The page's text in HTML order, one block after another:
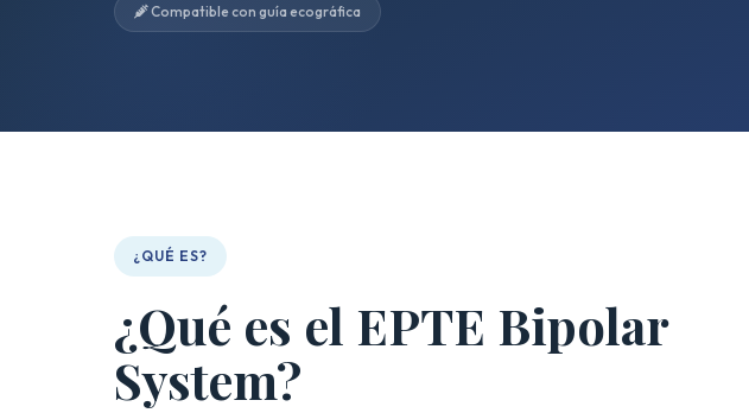
Compatible con guía ecográfica
¿QUÉ ES?
¿Qué es el EPTE Bipolar
System?